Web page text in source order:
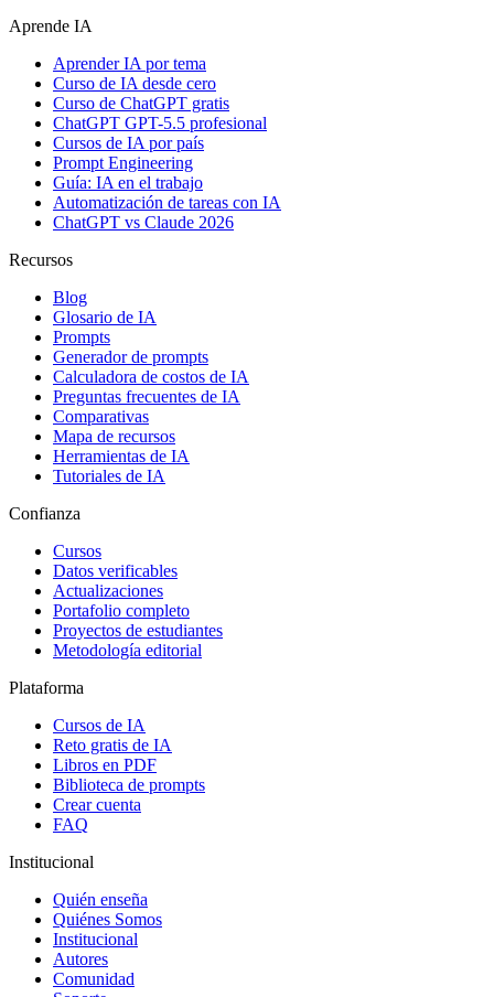
Aprende IA
Aprender IA por tema
Curso de IA desde cero
Curso de ChatGPT gratis
ChatGPT GPT-5.5 profesional
Cursos de IA por país
Prompt Engineering
Guía: IA en el trabajo
Automatización de tareas con IA
ChatGPT vs Claude 2026
Recursos
Blog
Glosario de IA
Prompts
Generador de prompts
Calculadora de costos de IA
Preguntas frecuentes de IA
Comparativas
Mapa de recursos
Herramientas de IA
Tutoriales de IA
Confianza
Cursos
Datos verificables
Actualizaciones
Portafolio completo
Proyectos de estudiantes
Metodología editorial
Plataforma
Cursos de IA
Reto gratis de IA
Libros en PDF
Biblioteca de prompts
Crear cuenta
FAQ
Institucional
Quién enseña
Quiénes Somos
Institucional
Autores
Comunidad